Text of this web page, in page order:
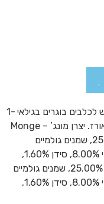
גמון טונה לכלב 20 ק”ג-Gemon אוכל יבש לכלבים בוגרים בגילאי 1-
8 שנים, במשקל 12-30 ק”ג בטעם טונה ואורז. יצרן מונג’ – Monge
תוצרת: איטליה. רכיבים: חלבון גולמי 25.00%, שמנים גולמיים
ושומנים 13.00%, תאית 2.50%, אפר גולמי 8.00%, סידן 1.60%,
זרחן 1.20%. ערכים תזונתיים: חלבון גולמי 25.00%, שמנים גולמיים
ושומנים 13.00%, תאית 2.50%, אפר גולמי 8.00%, סידן 1.60%,